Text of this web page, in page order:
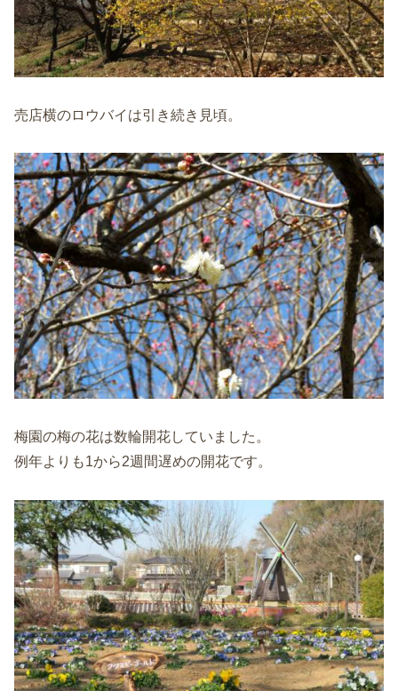
売店横のロウバイは引き続き見頃。
梅園の梅の花は数輪開花していました。
例年よりも1から2週間遅めの開花です。